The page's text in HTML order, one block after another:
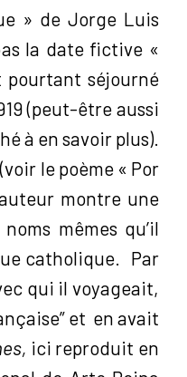
» de Jorge Luis
la date fictive «
pourtant séjourné
(peut-être aussi
à en savoir plus).
le poème « Por
montre une
mêmes qu’il
catholique. Par
qui il voyageait,
et en avait
ici reproduit en